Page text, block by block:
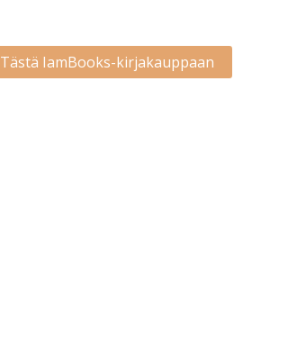
Tästä IamBooks-kirjakauppaan